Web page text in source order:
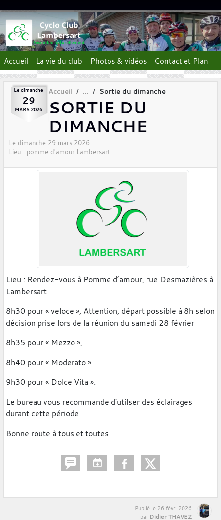
Accueil La vie du club Photos & vidéos Contact et Plan
Le dimanche
29
MARS 2026
Accueil Sortie du dimanche
SORTIE DU
DIMANCHE
Le dimanche 29 mars 2026
Lieu : pomme d'amour Lambersart
Lieu : Rendez-vous à Pomme d’amour, rue Desmazières à
Lambersart
8h30 pour « veloce », Attention, départ possible à 8h selon
décision prise lors de la réunion du samedi 28 février
8h35 pour « Mezzo »,
8h40 pour « Moderato »
9h30 pour « Dolce Vita ».
Le bureau vous recommande d'utilser des éclairages
durant cette période
Bonne route à tous et toutes
Publié le 26 févr. 2026
par Didier THAVEZ